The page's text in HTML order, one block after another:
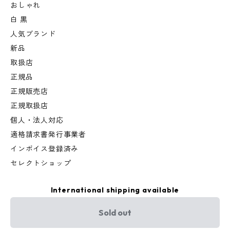
おしゃれ
白 黒
人気ブランド
新品
取扱店
正規品
正規販売店
正規取扱店
個人・法人対応
適格請求書発行事業者
インボイス登録済み
セレクトショップ
International shipping available
Sold out